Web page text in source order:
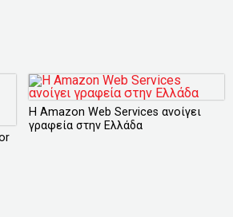
H Amazon Web Services ανοίγει
γραφεία στην Ελλάδα